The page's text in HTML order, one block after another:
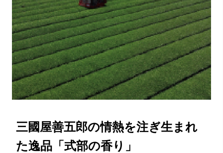
三國屋善五郎の情熱を注ぎ生まれ
た逸品「式部の香り」